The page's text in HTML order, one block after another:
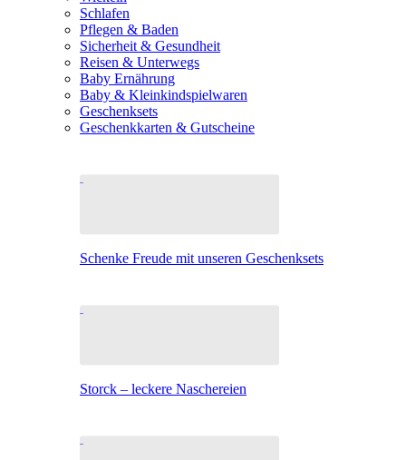
Schlafen
Pflegen & Baden
Sicherheit & Gesundheit
Reisen & Unterwegs
Baby Ernährung
Baby & Kleinkindspielwaren
Geschenksets
Geschenkkarten & Gutscheine
Schenke Freude mit unseren Geschenksets
Storck – leckere Naschereien